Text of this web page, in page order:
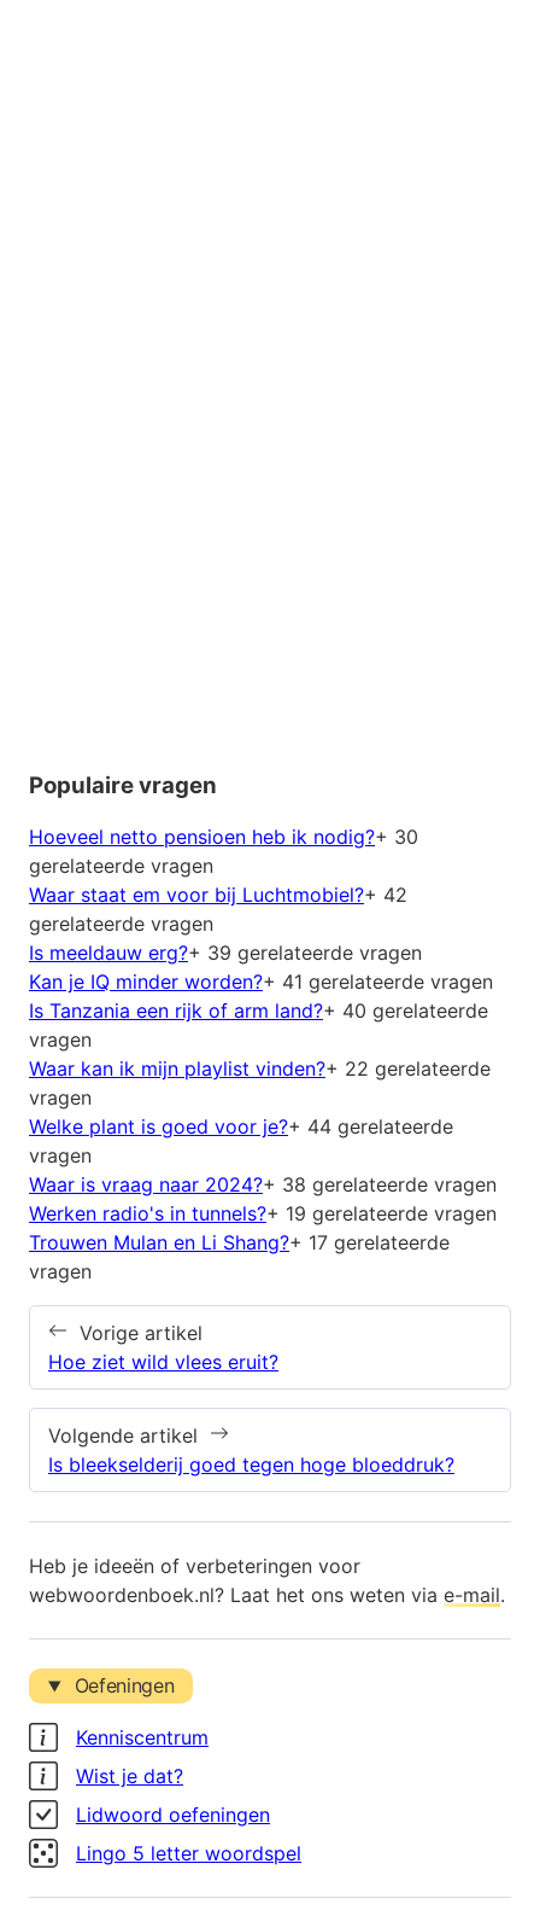
Populaire vragen
Hoeveel netto pensioen heb ik nodig?+ 30
gerelateerde vragen
Waar staat em voor bij Luchtmobiel?+ 42
gerelateerde vragen
Is meeldauw erg?+ 39 gerelateerde vragen
Kan je IQ minder worden?+ 41 gerelateerde vragen
Is Tanzania een rijk of arm land?+ 40 gerelateerde
vragen
Waar kan ik mijn playlist vinden?+ 22 gerelateerde
vragen
Welke plant is goed voor je?+ 44 gerelateerde
vragen
Waar is vraag naar 2024?+ 38 gerelateerde vragen
Werken radio's in tunnels?+ 19 gerelateerde vragen
Trouwen Mulan en Li Shang?+ 17 gerelateerde
vragen
Vorige artikel
Hoe ziet wild vlees eruit?
Volgende artikel
Is bleekselderij goed tegen hoge bloeddruk?
Heb je ideeën of verbeteringen voor
webwoordenboek.nl? Laat het ons weten via e-mail.
Oefeningen
Kenniscentrum
Wist je dat?
Lidwoord oefeningen
Lingo 5 letter woordspel